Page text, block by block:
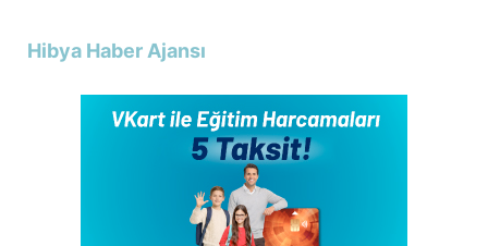
Hibya Haber Ajansı